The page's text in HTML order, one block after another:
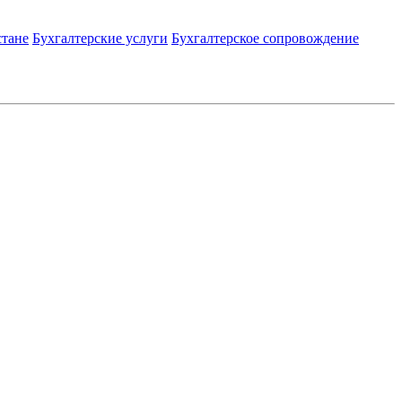
Бухгалтерские услуги Бухгалтерское сопровождение